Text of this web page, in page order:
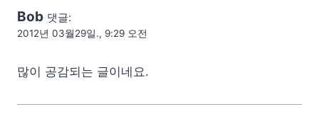
Bob 댓글:
2012년 03월29일., 9:29 오전
많이 공감되는 글이네요.